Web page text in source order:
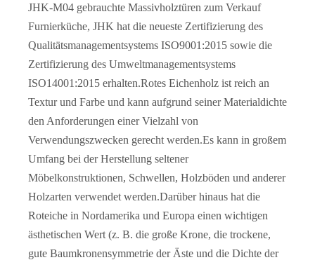
UPVC/ABS/WPC-Tür für den Innenbereich wie Badezimmer
JHK-M04 gebrauchte Massivholztüren zum Verkauf
Furnierküche, JHK hat die neueste Zertifizierung des
Qualitätsmanagementsystems ISO9001:2015 sowie die
Zertifizierung des Umweltmanagementsystems
ISO14001:2015 erhalten.Rotes Eichenholz ist reich an
Textur und Farbe und kann aufgrund seiner Materialdichte
den Anforderungen einer Vielzahl von
Verwendungszwecken gerecht werden.Es kann in großem
Umfang bei der Herstellung seltener
Möbelkonstruktionen, Schwellen, Holzböden und anderer
Holzarten verwendet werden.Darüber hinaus hat die
Roteiche in Nordamerika und Europa einen wichtigen
ästhetischen Wert (z. B. die große Krone, die trockene,
gute Baumkronensymmetrie der Äste und die Dichte der